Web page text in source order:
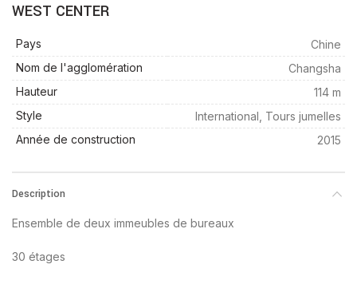
WEST CENTER
Pays
Chine
Nom de l'agglomération
Changsha
Hauteur
114 m
Style
International, Tours jumelles
Année de construction
2015
Description
Ensemble de deux immeubles de bureaux
30 étages